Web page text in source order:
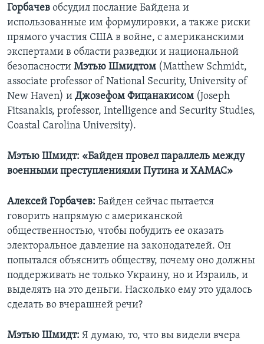
Горбачев обсудил послание Байдена и
использованные им формулировки, а также риски
прямого участия США в войне, с американскими
экспертами в области разведки и национальной
безопасности Мэтью Шмидтом (Matthew Schmidt,
associate professor of National Security, University of
New Haven) и Джозефом Фицанакисом (Joseph
Fitsanakis, professor, Intelligence and Security Studies,
Coastal Carolina University).
Мэтью Шмидт: «Байден провел параллель между
военными преступлениями Путина и ХАМАС»
Алексей Горбачев: Байден сейчас пытается
говорить напрямую с американской
общественностью, чтобы побудить ее оказать
электоральное давление на законодателей. Он
попытался объяснить обществу, почему оно должны
поддерживать не только Украину, но и Израиль, и
выделять на это деньги. Насколько ему это удалось
сделать во вчерашней речи?
Мэтью Шмидт: Я думаю, то, что вы видели вчера